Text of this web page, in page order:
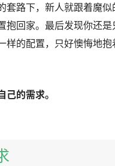
套路下，新人就跟着魔似
抱回家。最后发现你还
样的配置，只好懊悔地抱
己的需求。